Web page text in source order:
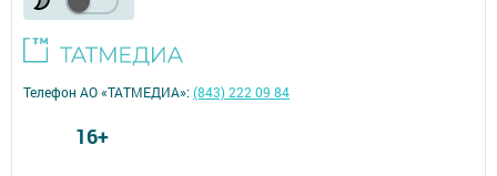
Телефон АО «ТАТМЕДИА»:(843) 222 09 84
16+